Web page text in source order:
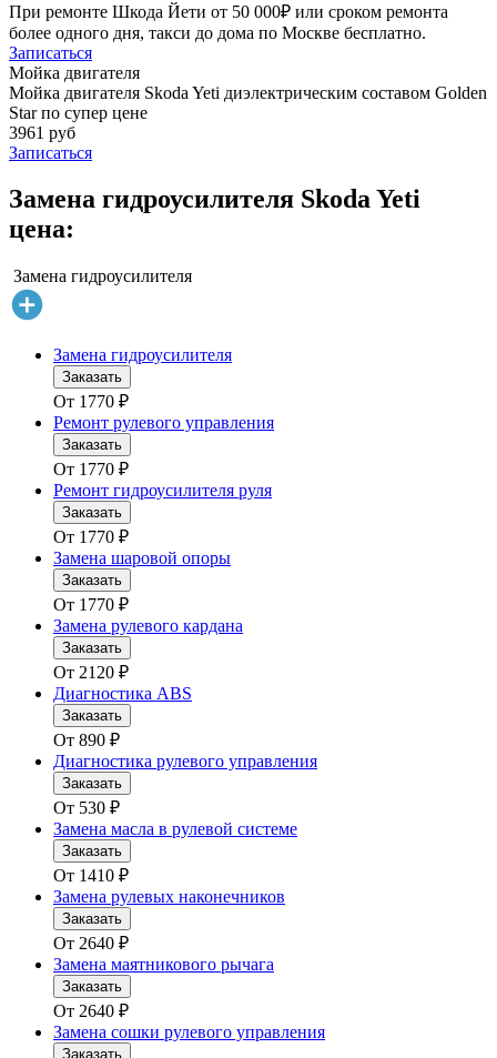
При ремонте Шкода Йети от 50 000₽ или сроком ремонта
более одного дня, такси до дома по Москве бесплатно.
Записаться
Мойка двигателя
Мойка двигателя Skoda Yeti диэлектрическим составом Golden
Star по супер цене
3961 руб
Записаться
Замена гидроусилителя Skoda Yeti
цена:
Замена гидроусилителя
Замена гидроусилителя
Заказать
От 1770 ₽
Ремонт рулевого управления
Заказать
От 1770 ₽
Ремонт гидроусилителя руля
Заказать
От 1770 ₽
Замена шаровой опоры
Заказать
От 1770 ₽
Замена рулевого кардана
Заказать
От 2120 ₽
Диагностика ABS
Заказать
От 890 ₽
Диагностика рулевого управления
Заказать
От 530 ₽
Замена масла в рулевой системе
Заказать
От 1410 ₽
Замена рулевых наконечников
Заказать
От 2640 ₽
Замена маятникового рычага
Заказать
От 2640 ₽
Замена сошки рулевого управления
Заказать